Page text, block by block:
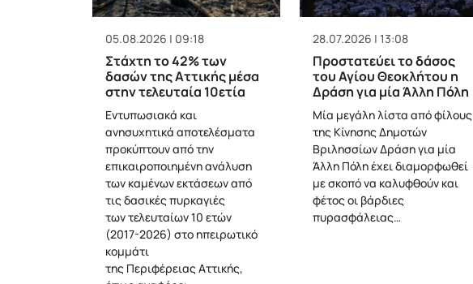
05.08.2026 | 09:18
Στάχτη το 42% των
δασών της Αττικής μέσα
στην τελευταία 10ετία
Εντυπωσιακά και
ανησυχητικά αποτελέσματα
προκύπτουν από την
επικαιροποιημένη ανάλυση
των καμένων εκτάσεων από
τις δασικές πυρκαγιές
των τελευταίων 10 ετών
(2017-2026) στο ηπειρωτικό
κομμάτι
της Περιφέρειας Αττικής,
28.07.2026 | 13:08
Προστατεύει το δάσος
του Αγίου Θεοκλήτου η
Δράση για μία Άλλη Πόλη
Μία μεγάλη λίστα από φίλους
της Κίνησης Δημοτών
Βριλησσίων Δράση για μία
Άλλη Πόλη έχει διαμορφωθεί
με σκοπό να καλυφθούν και
φέτος οι βάρδιες
πυρασφάλειας…